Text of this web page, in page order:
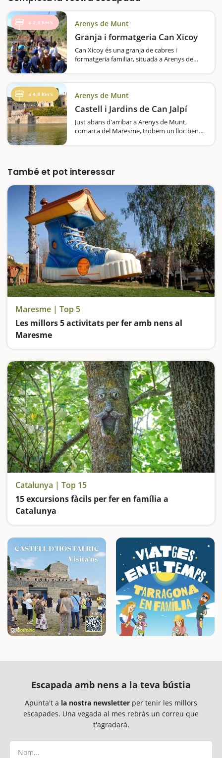
a 2,3 Km's Arenys de Munt
Granja i formatgeria Can Xicoy
Can Xicoy és una granja de cabres i
formatgeria familiar, situada a Arenys de
Barcelona, i gestionada pels germans Ferran
a 4,8 Km's Arenys de Munt
Castell i Jardins de Can Jalpí
Just abans d'arribar a Arenys de Munt,
comarca del Maresme, trobem un lloc ben
També et pot interessar
Maresme | Top 5
Les millors 5 activitats per fer amb nens al
Maresme
Catalunya | Top 15
15 excursions fàcils per fer en família a
Catalunya
Escapada amb nens a la teva bústia
Apunta't a la nostra newsletter per tenir les millors
escapades. Una vegada al mes rebràs un correu que
t'agradarà.